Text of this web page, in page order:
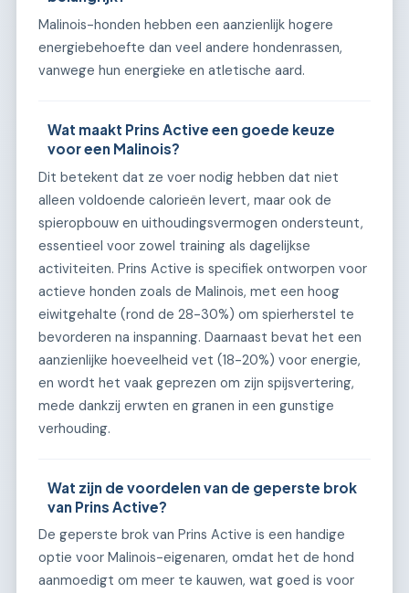
Malinois-honden hebben een aanzienlijk hogere
energiebehoefte dan veel andere hondenrassen,
vanwege hun energieke en atletische aard.
Wat maakt Prins Active een goede keuze
voor een Malinois?
Dit betekent dat ze voer nodig hebben dat niet
alleen voldoende calorieën levert, maar ook de
spieropbouw en uithoudingsvermogen ondersteunt,
essentieel voor zowel training als dagelijkse
activiteiten. Prins Active is specifiek ontworpen voor
actieve honden zoals de Malinois, met een hoog
eiwitgehalte (rond de 28-30%) om spierherstel te
bevorderen na inspanning. Daarnaast bevat het een
aanzienlijke hoeveelheid vet (18-20%) voor energie,
en wordt het vaak geprezen om zijn spijsvertering,
mede dankzij erwten en granen in een gunstige
verhouding.
Wat zijn de voordelen van de geperste brok
van Prins Active?
De geperste brok van Prins Active is een handige
optie voor Malinois-eigenaren, omdat het de hond
aanmoedigt om meer te kauwen, wat goed is voor